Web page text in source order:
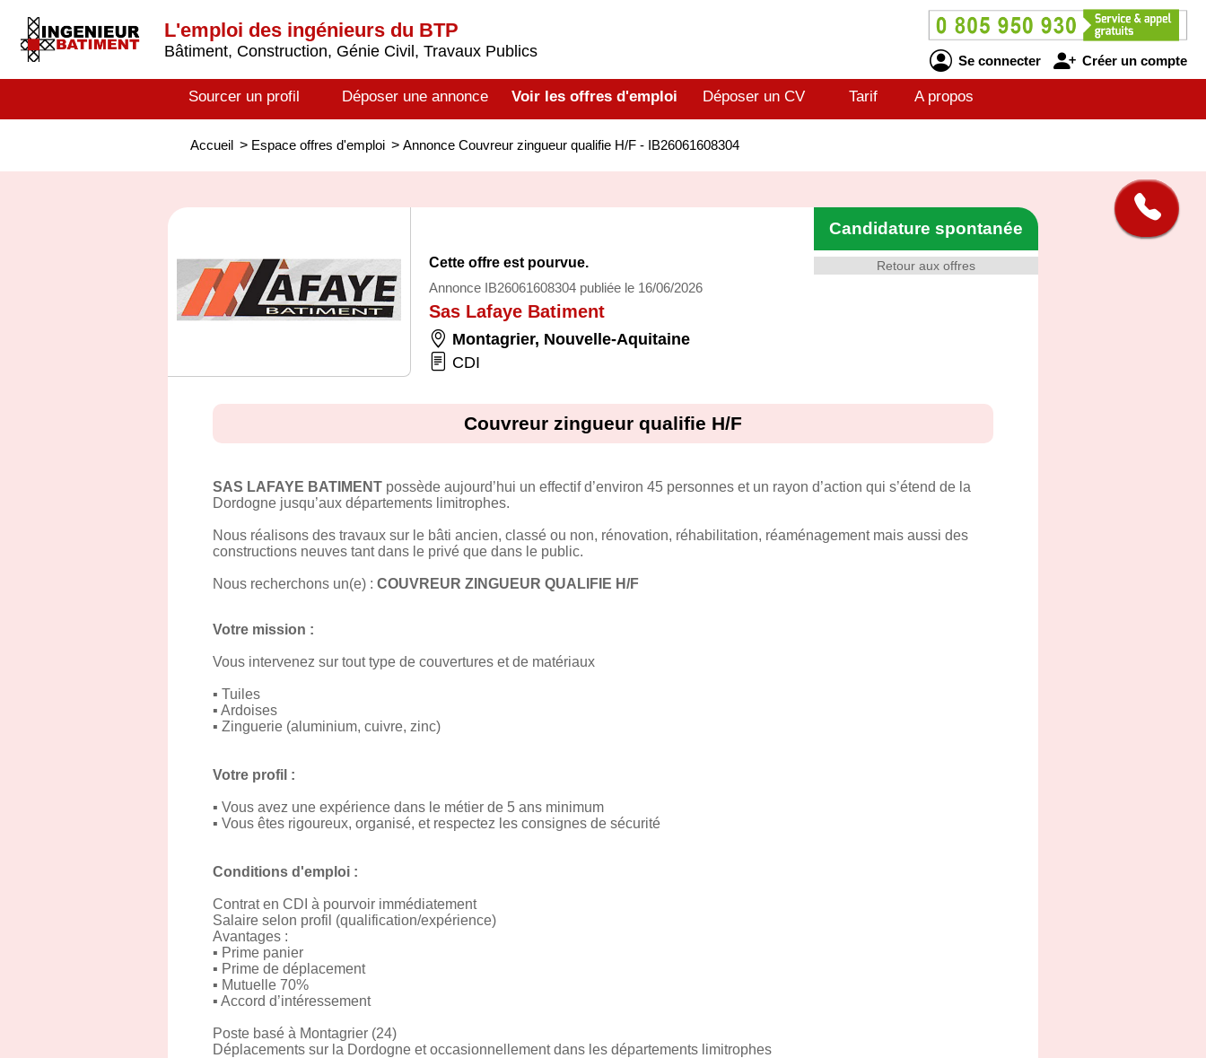
L'emploi des ingénieurs du BTP
Bâtiment, Construction, Génie Civil, Travaux Publics
Se connecter Créer un compte
Sourcer un profil Déposer une annonce Voir les offres d'emploi Déposer un CV Tarif A propos
Accueil > Espace offres d'emploi > Annonce Couvreur zingueur qualifie H/F - IB26061608304
Retour aux offres
Candidature spontanée
Cette offre est pourvue.
Annonce IB26061608304 publiée le 16/06/2026
Sas Lafaye Batiment
Montagrier, Nouvelle-Aquitaine
CDI
Couvreur zingueur qualifie H/F
SAS LAFAYE BATIMENT possède aujourd’hui un effectif d’environ 45 personnes et un rayon d’action qui s’étend de la
Dordogne jusqu’aux départements limitrophes.
Nous réalisons des travaux sur le bâti ancien, classé ou non, rénovation, réhabilitation, réaménagement mais aussi des
constructions neuves tant dans le privé que dans le public.
Nous recherchons un(e) : COUVREUR ZINGUEUR QUALIFIE H/F
Votre mission :
Vous intervenez sur tout type de couvertures et de matériaux
▪ Tuiles
▪ Ardoises
▪ Zinguerie (aluminium, cuivre, zinc)
Votre profil :
▪ Vous avez une expérience dans le métier de 5 ans minimum
▪ Vous êtes rigoureux, organisé, et respectez les consignes de sécurité
Conditions d'emploi :
Contrat en CDI à pourvoir immédiatement
Salaire selon profil (qualification/expérience)
Avantages :
▪ Prime panier
▪ Prime de déplacement
▪ Mutuelle 70%
▪ Accord d’intéressement
Poste basé à Montagrier (24)
Déplacements sur la Dordogne et occasionnellement dans les départements limitrophes